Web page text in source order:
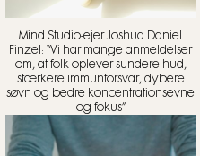
Mind Studio-ejer Joshua Daniel
Finzel: “Vi har mange anmeldelser
om, at folk oplever sundere hud,
stærkere immunforsvar, dybere
søvn og bedre koncentrationsevne
og fokus”